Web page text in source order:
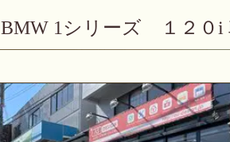
BMW 1シリーズ １２